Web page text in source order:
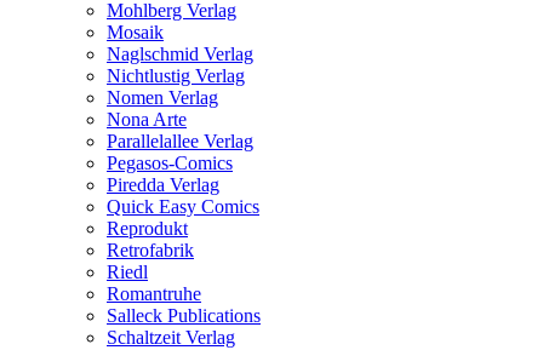
Mohlberg Verlag
Mosaik
Naglschmid Verlag
Nichtlustig Verlag
Nomen Verlag
Nona Arte
Parallelallee Verlag
Pegasos-Comics
Piredda Verlag
Quick Easy Comics
Reprodukt
Retrofabrik
Riedl
Romantruhe
Salleck Publications
Schaltzeit Verlag